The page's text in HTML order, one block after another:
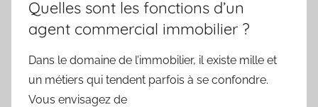
Quelles sont les fonctions d’un
agent commercial immobilier ?
Dans le domaine de l’immobilier, il existe mille et
un métiers qui tendent parfois à se confondre.
Vous envisagez de